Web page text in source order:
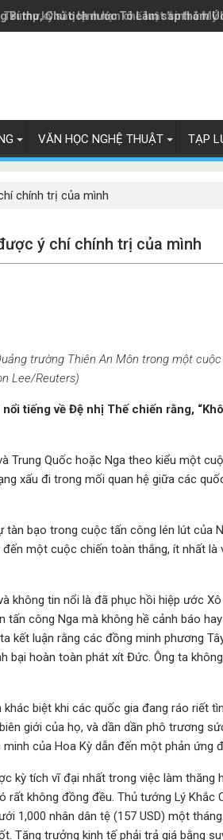
Trump ký sắc lệnh hạn chế luật 'sinh ở Mỹ
Bí thư, Chủ tịch nước Tô Lâm sắp thăm Úc
VĂN HỌC NGHỆ THUẬT TẠP
chính trị của mình
ý chí chính trị của mình
trường Thiên An Môn trong một cuộc
Lee/Reuters)
tiếng về Đệ nhị Thế chiến rằng,
Trung Quốc hoặc Nga theo kiểu một
xấu đi trong mối quan hệ giữa các
tàn bạo trong cuộc tấn công lén lút của
một cuộc chiến toàn thắng, ít nhất là
không tin nổi là đã phục hồi hiệp ước
công Nga mà không hề cảnh báo
kết luận rằng các đồng minh phương
bại hoàn toàn phát xít Đức. Ông ta
biệt khi các quốc gia đang ráo riết
giới của họ, và dần dần phô trương
của Hoa Kỳ dẫn đến một phản ứng
kỳ tích vĩ đại nhất trong việc làm thăng
không đồng đều. Thủ tướng Lý Khắc
1,000 nhân dân tệ (157 USD) một
Tăng trưởng kinh tế phải trả giá bằng